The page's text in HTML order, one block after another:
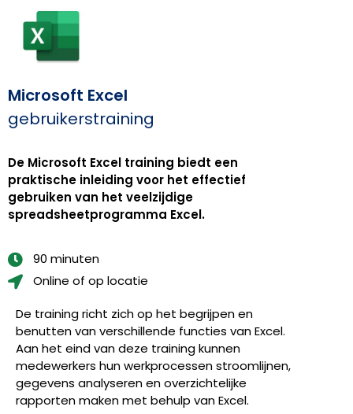
Microsoft Excel
gebruikerstraining
De Microsoft Excel training biedt een
praktische inleiding voor het effectief
gebruiken van het veelzijdige
spreadsheetprogramma Excel.
90 minuten
Online of op locatie
De training richt zich op het begrijpen en
benutten van verschillende functies van Excel.
Aan het eind van deze training kunnen
medewerkers hun werkprocessen stroomlijnen,
gegevens analyseren en overzichtelijke
rapporten maken met behulp van Excel.